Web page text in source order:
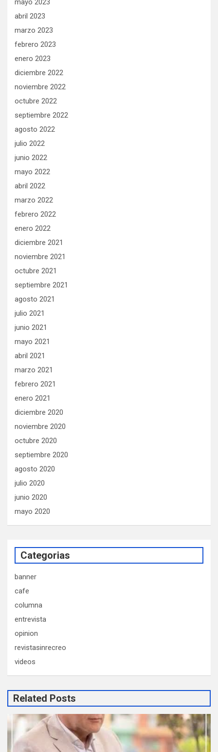
mayo 2023
abril 2023
marzo 2023
febrero 2023
enero 2023
diciembre 2022
noviembre 2022
octubre 2022
septiembre 2022
agosto 2022
julio 2022
junio 2022
mayo 2022
abril 2022
marzo 2022
febrero 2022
enero 2022
diciembre 2021
noviembre 2021
octubre 2021
septiembre 2021
agosto 2021
julio 2021
junio 2021
mayo 2021
abril 2021
marzo 2021
febrero 2021
enero 2021
diciembre 2020
noviembre 2020
octubre 2020
septiembre 2020
agosto 2020
julio 2020
junio 2020
mayo 2020
Categorias
banner
cafe
columna
entrevista
opinion
revistasinrecreo
videos
Related Posts